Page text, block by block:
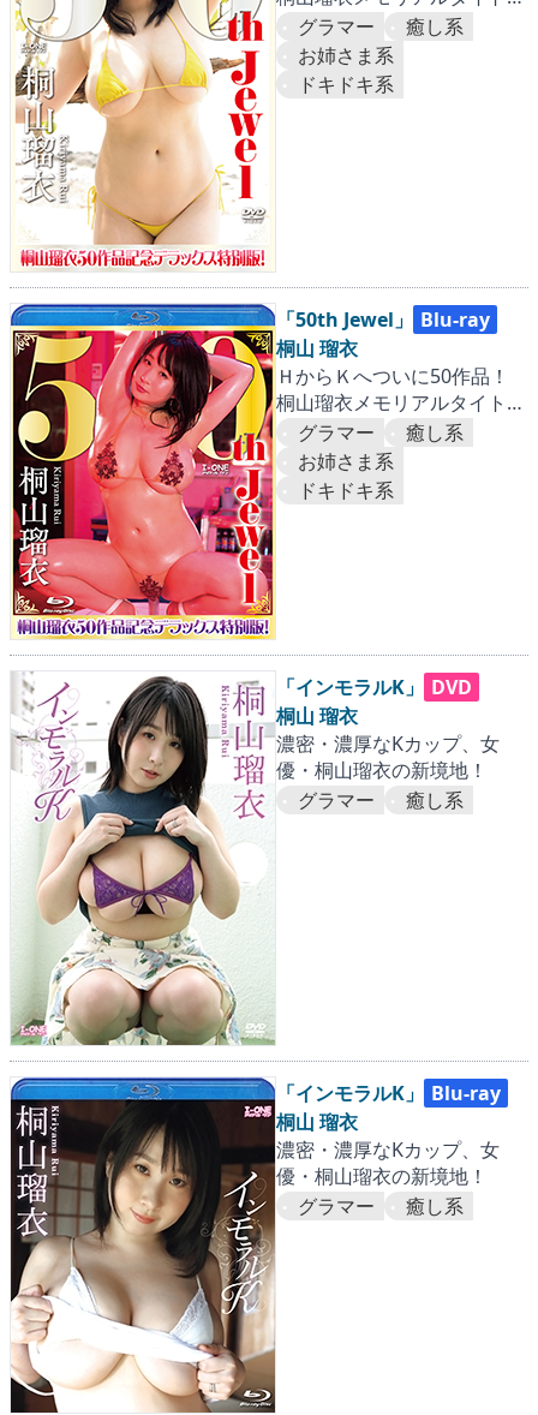
がI-ONEからリリース!!
グラマー
癒し系
お姉さま系
ドキドキ系
「50th Jewel」
Blu-ray
桐山 瑠衣
ＨからＫへついに50作品！
桐山瑠衣メモリアルタイトル
がI-ONEからリリース!!
グラマー
癒し系
お姉さま系
ドキドキ系
「インモラルK」
DVD
桐山 瑠衣
濃密・濃厚なKカップ、女
優・桐山瑠衣の新境地！
グラマー
癒し系
「インモラルK」
Blu-ray
桐山 瑠衣
濃密・濃厚なKカップ、女
優・桐山瑠衣の新境地！
グラマー
癒し系